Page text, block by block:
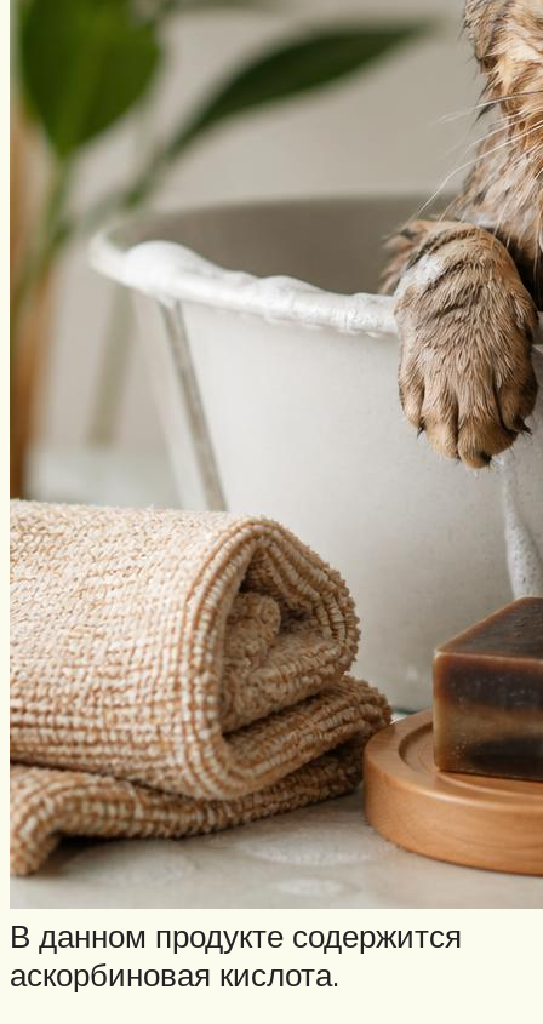
В данном продукте содержится
аскорбиновая кислота.